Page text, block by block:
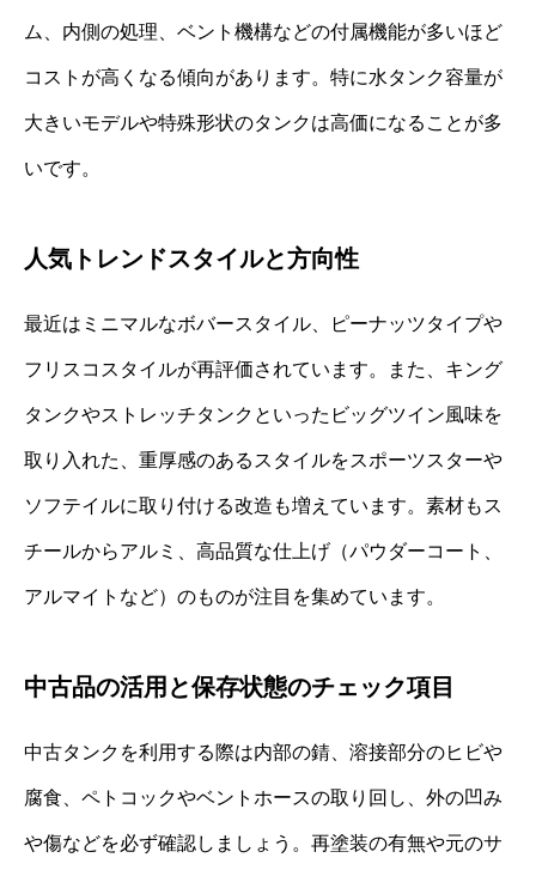
ム、内側の処理、ベント機構などの付属機能が多いほど
コストが高くなる傾向があります。特に水タンク容量が
大きいモデルや特殊形状のタンクは高価になることが多
いです。
人気トレンドスタイルと方向性
最近はミニマルなボバースタイル、ピーナッツタイプや
フリスコスタイルが再評価されています。また、キング
タンクやストレッチタンクといったビッグツイン風味を
取り入れた、重厚感のあるスタイルをスポーツスターや
ソフテイルに取り付ける改造も増えています。素材もス
チールからアルミ、高品質な仕上げ（パウダーコート、
アルマイトなど）のものが注目を集めています。
中古品の活用と保存状態のチェック項目
中古タンクを利用する際は内部の錆、溶接部分のヒビや
腐食、ペトコックやベントホースの取り回し、外の凹み
や傷などを必ず確認しましょう。再塗装の有無や元のサ